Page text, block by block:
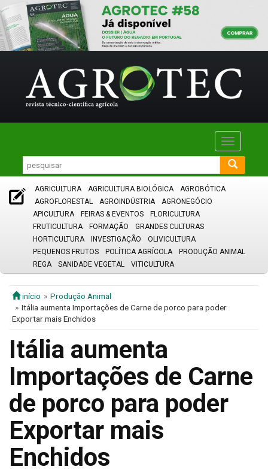
Toggle
AGRICULTURA AGRICULTURA BIOLÓGICA
AGROBÓTICA
AGROFLORESTAL
AGROINDÚSTRIA
AGRONEGÓCIO
APICULTURA
FEIRAS & EVENTOS
FLORICULTURA
FRUTICULTURA
FORMAÇÃO
GRANDES CULTURAS
HORTICULTURA
INVESTIGAÇÃO
OLIVICULTURA
PEQUENOS FRUTOS
POLÍTICA AGRÍCOLA
PRODUÇÃO ANIMAL
REGA
SANIDADE VEGETAL VITICULTURA
início
Produção Animal
Itália aumenta Importações de Carne de porco para poder
Exportar mais Enchidos
Itália aumenta
Importações de Carne
de porco para poder
Exportar mais
Enchidos